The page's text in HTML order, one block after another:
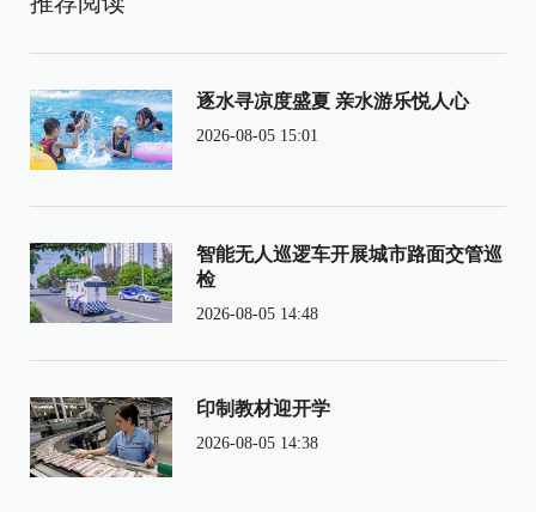
逐水寻凉度盛夏 亲水游乐悦人心
2026-08-05 15:01
智能无人巡逻车开展城市路面交管巡
检
2026-08-05 14:48
印制教材迎开学
2026-08-05 14:38